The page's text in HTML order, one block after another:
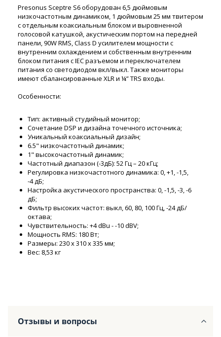
Presonus Sceptre S6 оборудован 6,5 дюймовым
низкочастотным динамиком, 1 дюймовым 25 мм твитером
с отдельным коаксиальным блоком и выровненной
голосовой катушкой, акустическим портом на передней
панели, 90W RMS, Class D усилителем мощности с
внутренним охлаждением и собственным внутренним
блоком питания с IEC разъемом и переключателем
питания со светодиодом вкл/выкл. Также мониторы
имеют сбалансированные XLR и ¼” TRS входы.
Особенности:
Тип: активный студийный монитор;
Сочетание DSP и дизайна точечного источника;
Уникальный коаксиальный дизайн;
6.5" низкочастотный динамик;
1" высокочастотный динамик;
Частотный диапазон (-3дБ): 52 Гц – 20 кГц;
Регулировка низкочастотного динамика: 0, +1, -1,5,
-4 дБ;
Настройка акустического пространства: 0, -1,5, -3, -6
дБ;
Фильтр высоких частот: выкл, 60, 80, 100 Гц, -24 дБ/
октава;
Чувствительность: +4 dBu - -10 dBV;
Мощность RMS: 180 Вт;
Размеры: 230 х 310 х 335 мм;
Вес: 8,53 кг
Отзывы и вопросы